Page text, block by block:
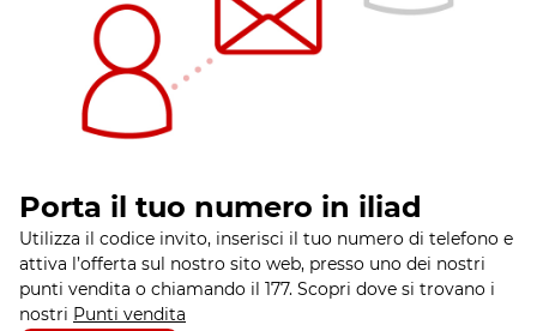
Porta il tuo numero in iliad
Utilizza il codice invito, inserisci il tuo numero di telefono e
attiva l’offerta sul nostro sito web, presso uno dei nostri
punti vendita o chiamando il 177. Scopri dove si trovano i
nostri Punti vendita